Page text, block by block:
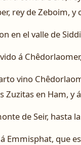
rey de Zeboim, y
en el valle de
á
vino
en Ham, y
de Seir, hasta
Emmisphat, que